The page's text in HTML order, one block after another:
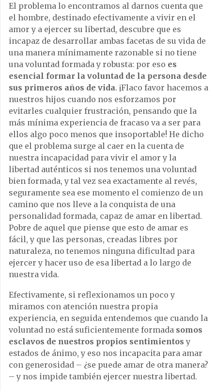
El problema lo encontramos al darnos cuenta que
el hombre, destinado efectivamente a vivir en el
amor y a ejercer su libertad, descubre que es
incapaz de desarrollar ambas facetas de su vida de
una manera mínimamente razonable si no tiene
una voluntad formada y robusta: por eso es
esencial formar la voluntad de la persona desde
sus primeros años de vida. ¡Flaco favor hacemos a
nuestros hijos cuando nos esforzamos por
evitarles cualquier frustración, pensando que la
más mínima experiencia de fracaso va a ser para
ellos algo poco menos que insoportable! He dicho
que el problema surge al caer en la cuenta de
nuestra incapacidad para vivir el amor y la
libertad auténticos si nos tenemos una voluntad
bien formada, y tal vez sea exactamente al revés,
seguramente sea ese momento el comienzo de un
camino que nos lleve a la conquista de una
personalidad formada, capaz de amar en libertad.
Pobre de aquel que piense que esto de amar es
fácil, y que las personas, creadas libres por
naturaleza, no tenemos ninguna dificultad para
ejercer y hacer uso de esa libertad a lo largo de
nuestra vida.
Efectivamente, si reflexionamos un poco y
miramos con atención nuestra propia
experiencia, en seguida entendemos que cuando la
voluntad no está suficientemente formada somos
esclavos de nuestros propios sentimientos y
estados de ánimo, y eso nos incapacita para amar
con generosidad – ¿se puede amar de otra manera?
– y nos impide también ejercer nuestra libertad.